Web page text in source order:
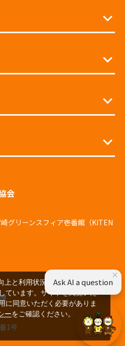
会
グリーンスフィア壱番館（KITEN
1号
上と利用状況の解析、広告配
ています。サイトを閲覧いた
に同意いただく必要がありま
ーをご確認ください。
×
Ask AI a question